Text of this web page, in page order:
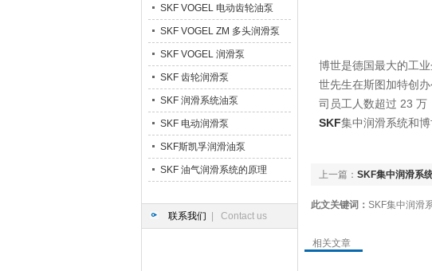
SKF VOGEL 电动齿轮油泵
SKF VOGEL ZM 多头润滑泵
SKF VOGEL 润滑泵
SKF 齿轮润滑泵
SKF 润滑系统油泵
SKF 电动润滑泵
SKF斯凯孚润滑油泵
SKF 油气润滑系统的原理
联系我们 | Contact us
博世是德国最大的工
世先生在斯图加特创
司员工人数超过 23 万
SKF集中润滑系统和博
上一篇： SKF集中润滑系
此文关键词： SKF集中润滑
相关文章